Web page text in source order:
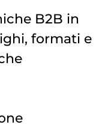
B2B in
formati e